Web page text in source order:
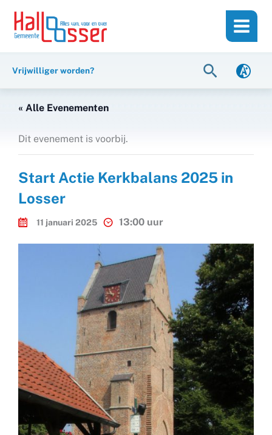
inhoud
naar
Vrijwilliger worden? Zoeken
« Alle Evenementen
Dit evenement is voorbij.
Start Actie Kerkbalans 2025 in
Losser
11 januari 2025 13:00 uur